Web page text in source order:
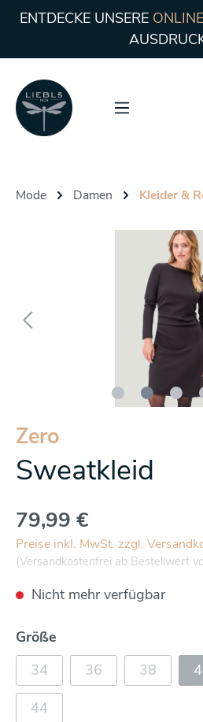
ENTDECKE UNSERE
Mode Damen Kleider &
Zero
Sweatkleid
79,99 €
Preise inkl. MwSt. zzgl.
(Versandkostenfrei ab Bestellwert
Nicht mehr verfügbar
Größe
34
36 38
44